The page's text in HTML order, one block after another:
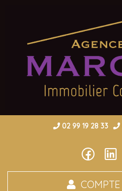
02 99 19 28 33
COMPTE